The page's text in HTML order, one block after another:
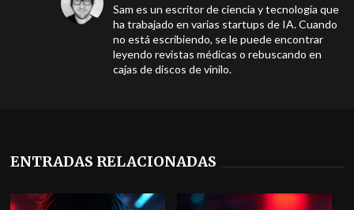
Sam es un escritor de ciencia y tecnología que
ha trabajado en varias startups de IA. Cuando
no está escribiendo, se le puede encontrar
leyendo revistas médicas o rebuscando en
cajas de discos de vinilo.
ENTRADAS RELACIONADAS